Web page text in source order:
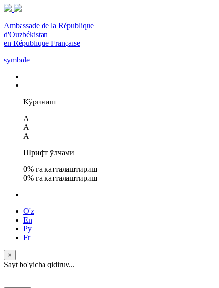
Ambassade de la République
d'Ouzbékistan
en République Française
symbole
Кўриниш
A
A
A
Шрифт ўлчами
0% га катталаштириш
0% га катталаштириш
O'z
En
Ру
Fr
×
Sayt bo'yicha qidiruv...